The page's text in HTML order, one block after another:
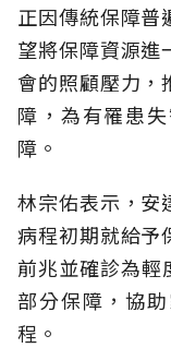
正因傳統保障普
望將保障資源進
會的照顧壓力，
障，為有罹患
障。
林宗佑表示，安
病程初期就給予
前兆並確診為輕
部分保障，協
程。